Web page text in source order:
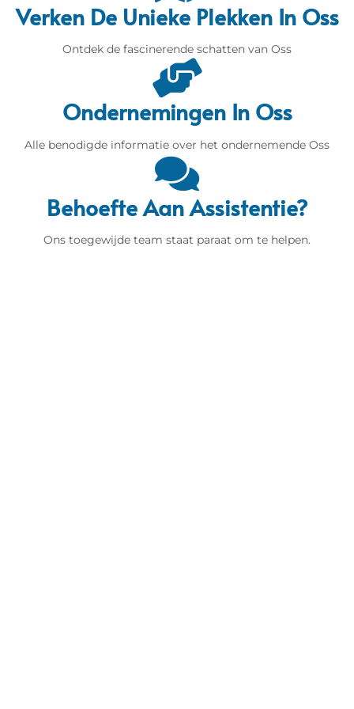
Verken De Unieke Plekken In Oss
Ontdek de fascinerende schatten van Oss
Ondernemingen In Oss
Alle benodigde informatie over het ondernemende Oss
Behoefte Aan Assistentie?
Ons toegewijde team staat paraat om te helpen.